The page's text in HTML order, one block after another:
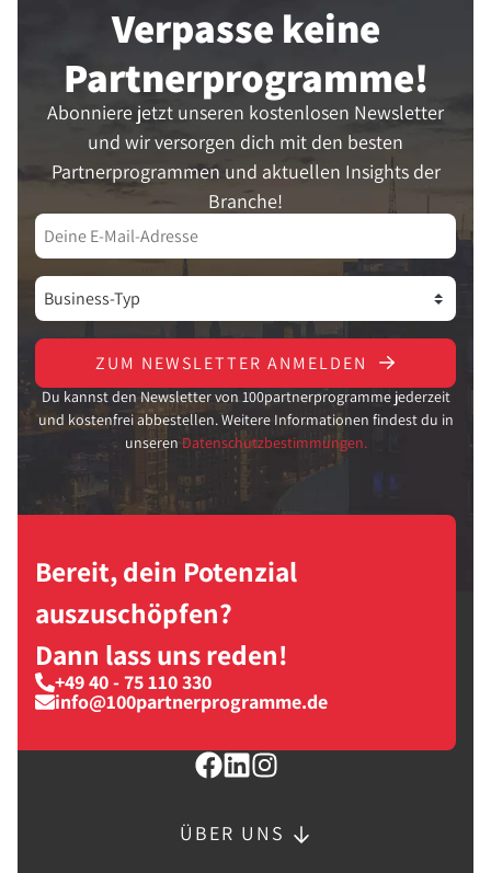
Verpasse keine
Partner­programme!
Abonniere jetzt unseren kostenlosen Newsletter
und wir versorgen dich mit den besten
Partnerprogrammen und aktuellen Insights der
Branche!
ZUM NEWSLETTER ANMELDEN
Du kannst den Newsletter von 100partnerprogramme jederzeit
und kostenfrei abbestellen. Weitere Informationen findest du in
unseren Datenschutzbestimmungen.
Bereit, dein Potenzial
auszuschöpfen?
Dann lass uns reden!
+49 40 - 75 110 330
info@100partnerprogramme.de
ÜBER UNS